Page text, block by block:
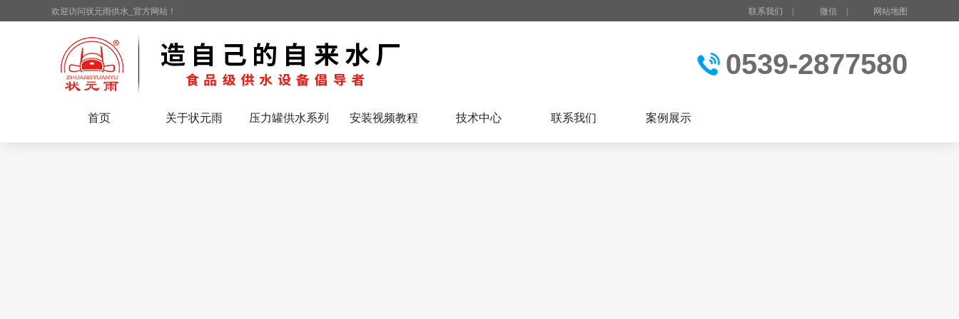
联系我们 | 微信 | 网站地图
欢迎访问状元雨供水_官方网站！
0539-2877580
首页 关于状元雨 压力罐供水系列 安装视频教程 技术中心 联系我们 案例展示